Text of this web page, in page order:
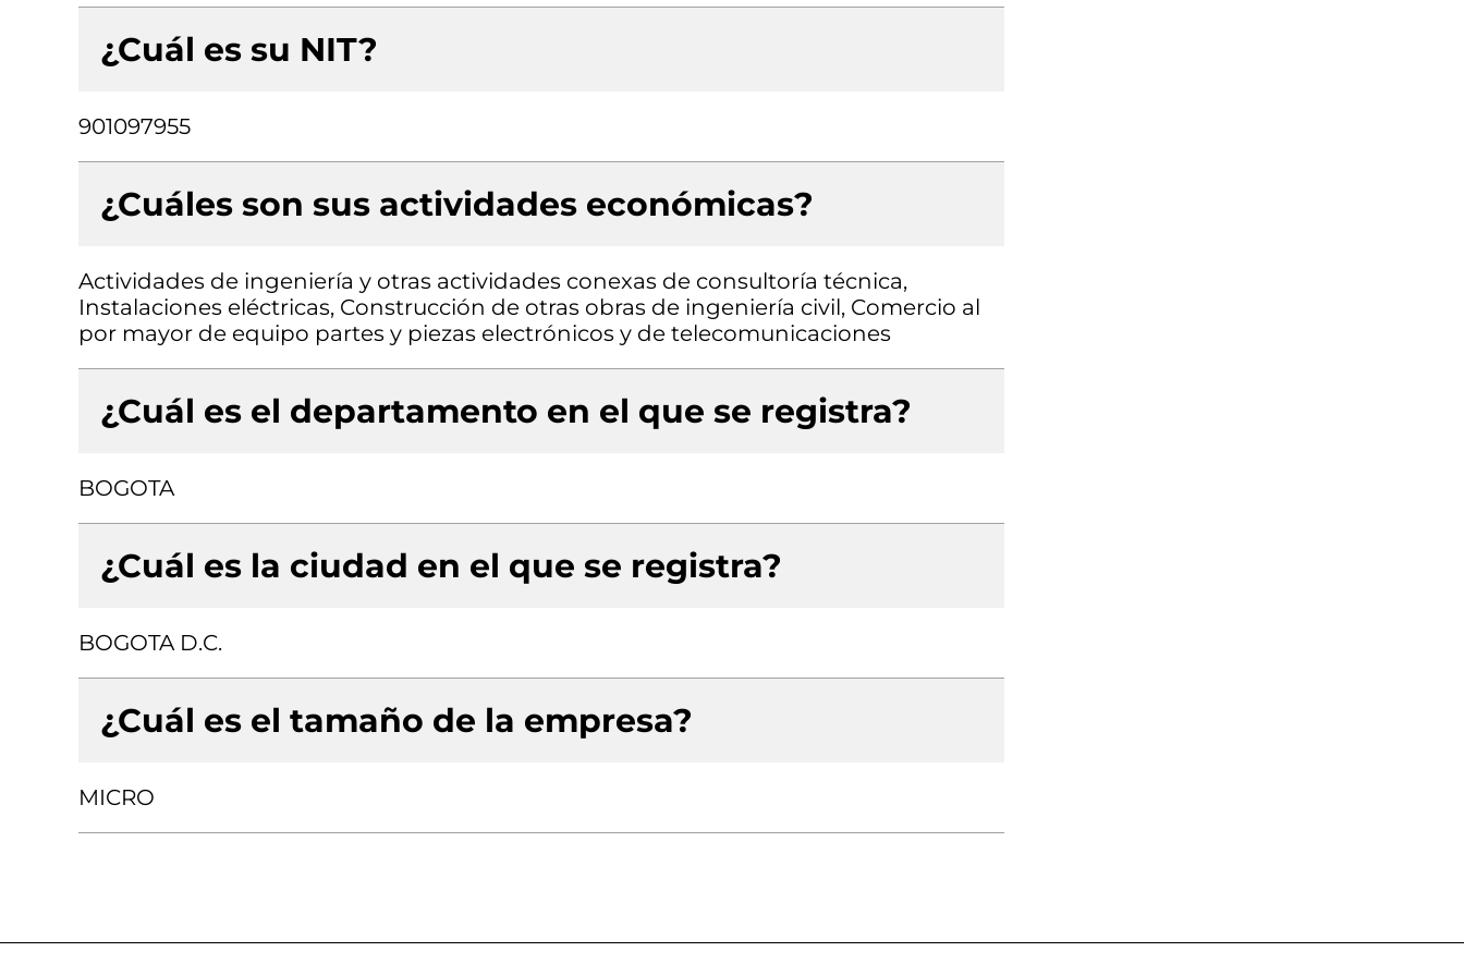
¿Cuál es su NIT?
901097955
¿Cuáles son sus actividades económicas?
Actividades de ingeniería y otras actividades conexas de consultoría técnica,
Instalaciones eléctricas, Construcción de otras obras de ingeniería civil, Comercio al
por mayor de equipo partes y piezas electrónicos y de telecomunicaciones
¿Cuál es el departamento en el que se registra?
BOGOTA
¿Cuál es la ciudad en el que se registra?
BOGOTA D.C.
¿Cuál es el tamaño de la empresa?
MICRO